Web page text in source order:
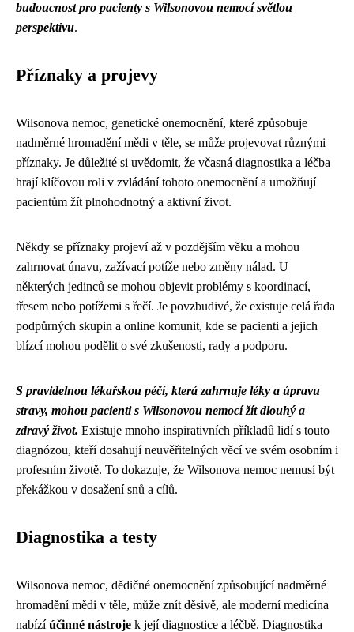
budoucnost pro pacienty s Wilsonovou nemocí světlou
perspektivu.
Příznaky a projevy
Wilsonova nemoc, genetické onemocnění, které způsobuje
nadměrné hromadění mědi v těle, se může projevovat různými
příznaky. Je důležité si uvědomit, že včasná diagnostika a léčba
hrají klíčovou roli v zvládání tohoto onemocnění a umožňují
pacientům žít plnohodnotný a aktivní život.
Někdy se příznaky projeví až v pozdějším věku a mohou
zahrnovat únavu, zažívací potíže nebo změny nálad. U
některých jedinců se mohou objevit problémy s koordinací,
třesem nebo potížemi s řečí. Je povzbudivé, že existuje celá řada
podpůrných skupin a online komunit, kde se pacienti a jejich
blízcí mohou podělit o své zkušenosti, rady a podporu.
S pravidelnou lékařskou péčí, která zahrnuje léky a úpravu
stravy, mohou pacienti s Wilsonovou nemocí žít dlouhý a
zdravý život. Existuje mnoho inspirativních příkladů lidí s touto
diagnózou, kteří dosahují neuvěřitelných věcí ve svém osobním i
profesním životě. To dokazuje, že Wilsonova nemoc nemusí být
překážkou v dosažení snů a cílů.
Diagnostika a testy
Wilsonova nemoc, dědičné onemocnění způsobující nadměrné
hromadění mědi v těle, může znít děsivě, ale moderní medicína
nabízíúčinné nástroje k její diagnostice a léčbě. Diagnostika